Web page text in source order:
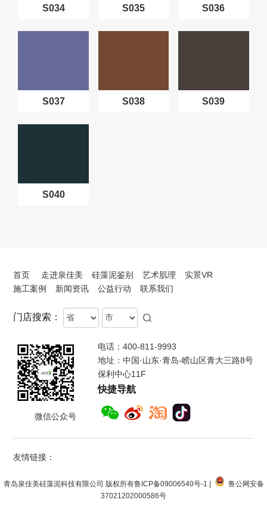
S034 S035 S036
S037 S038 S039
S040
首页 走进泉佳美 硅藻泥鉴别 艺术肌理
实景VR
施工案例
新闻资讯 公益行动 联系我们
门店搜索： Province City
电话：400-811-9993
地址：中国·山东·青岛-崂山区青大三路8号
保利中心11F
快捷导航
微信公众号
友情链接：
青岛泉佳美硅藻泥科技有限公司 版权所有鲁ICP备09006540号-1 |
鲁公网安备
37021202000586号